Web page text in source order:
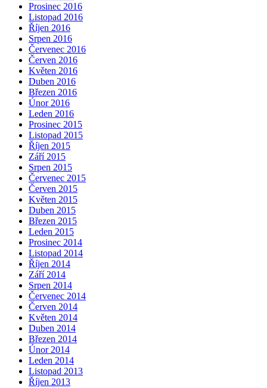
Prosinec 2016
Listopad 2016
Říjen 2016
Srpen 2016
Červenec 2016
Červen 2016
Květen 2016
Duben 2016
Březen 2016
Únor 2016
Leden 2016
Prosinec 2015
Listopad 2015
Říjen 2015
Září 2015
Srpen 2015
Červenec 2015
Červen 2015
Květen 2015
Duben 2015
Březen 2015
Leden 2015
Prosinec 2014
Listopad 2014
Říjen 2014
Září 2014
Srpen 2014
Červenec 2014
Červen 2014
Květen 2014
Duben 2014
Březen 2014
Únor 2014
Leden 2014
Listopad 2013
Říjen 2013